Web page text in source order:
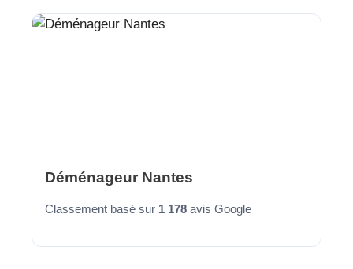
Déménageur Nantes
Classement basé sur 1 178 avis Google